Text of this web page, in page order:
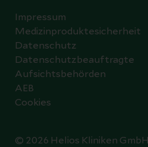
© 2026 Helios Kliniken GmbH
Impressum
Medizinproduktesicherheit
Datenschutz
Datenschutzbeauftragte
Aufsichtsbehörden
AEB
Cookies